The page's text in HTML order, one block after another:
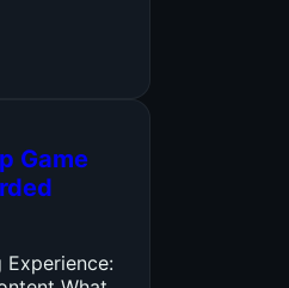
Game
Experience: